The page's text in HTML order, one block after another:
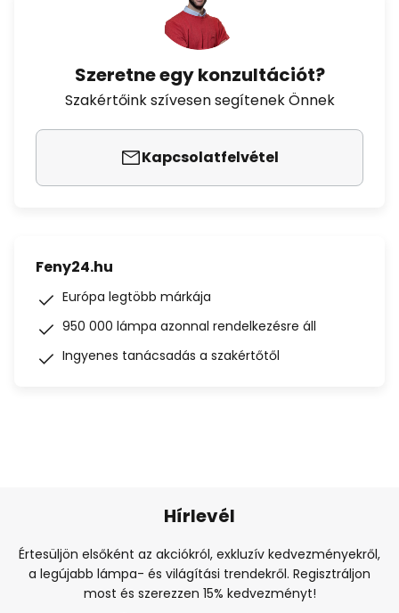
Szeretne egy konzultációt?
Szakértőink szívesen segítenek Önnek
Kapcsolatfelvétel
Feny24.hu
Európa legtöbb márkája
950 000 lámpa azonnal rendelkezésre áll
Ingyenes tanácsadás a szakértőtől
Hírlevél
Értesüljön elsőként az akciókról, exkluzív kedvezményekről,
a legújabb lámpa- és világítási trendekről. Regisztráljon
most és szerezzen 15% kedvezményt!